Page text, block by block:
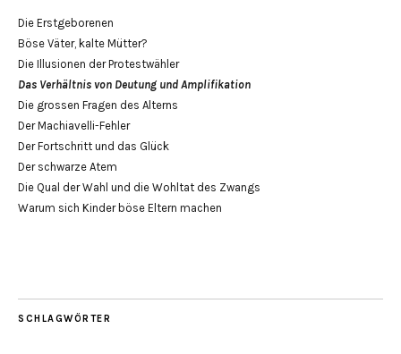
Die Erstgeborenen
Böse Väter, kalte Mütter?
Die Illusionen der Protestwähler
Das Verhältnis von Deutung und Amplifikation
Die grossen Fragen des Alterns
Der Machiavelli-Fehler
Der Fortschritt und das Glück
Der schwarze Atem
Die Qual der Wahl und die Wohltat des Zwangs
Warum sich Kinder böse Eltern machen
SCHLAGWÖRTER